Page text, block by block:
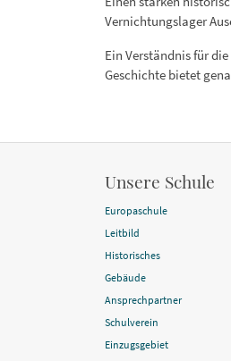
Vernichtungslager
Ein Verständnis für
Geschichte bietet
Unsere Schule
Europaschule
Leitbild
Historisches
Gebäude
Ansprechpartner
Schulverein
Einzugsgebiet